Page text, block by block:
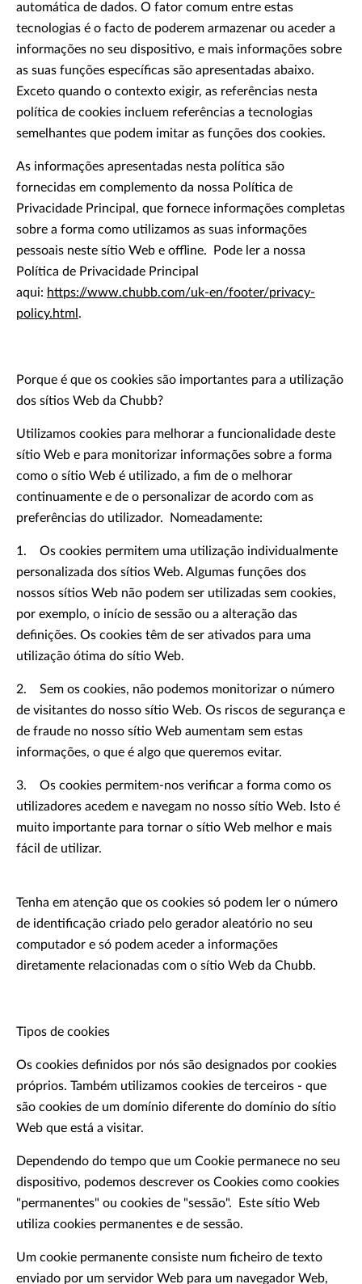
automática de dados. O fator comum entre estas
tecnologias é o facto de poderem armazenar ou aceder a
informações no seu dispositivo, e mais informações sobre
as suas funções específicas são apresentadas abaixo.
Exceto quando o contexto exigir, as referências nesta
política de cookies incluem referências a tecnologias
semelhantes que podem imitar as funções dos cookies.
As informações apresentadas nesta política são
fornecidas em complemento da nossa Política de
Privacidade Principal, que fornece informações completas
sobre a forma como utilizamos as suas informações
pessoais neste sítio Web e offline. Pode ler a nossa
Política de Privacidade Principal
aqui: https://www.chubb.com/uk-en/footer/privacy-
policy.html .
Porque é que os cookies são importantes para a utilização
dos sítios Web da Chubb?
Utilizamos cookies para melhorar a funcionalidade deste
sítio Web e para monitorizar informações sobre a forma
como o sítio Web é utilizado, a fim de o melhorar
continuamente e de o personalizar de acordo com as
preferências do utilizador. Nomeadamente:
1. Os cookies permitem uma utilização individualmente
personalizada dos sítios Web. Algumas funções dos
nossos sítios Web não podem ser utilizadas sem cookies,
por exemplo, o início de sessão ou a alteração das
definições. Os cookies têm de ser ativados para uma
utilização ótima do sítio Web.
2. Sem os cookies, não podemos monitorizar o número
de visitantes do nosso sítio Web. Os riscos de segurança e
de fraude no nosso sítio Web aumentam sem estas
informações, o que é algo que queremos evitar.
3. Os cookies permitem-nos verificar a forma como os
utilizadores acedem e navegam no nosso sítio Web. Isto é
muito importante para tornar o sítio Web melhor e mais
fácil de utilizar.
Tenha em atenção que os cookies só podem ler o número
de identificação criado pelo gerador aleatório no seu
computador e só podem aceder a informações
diretamente relacionadas com o sítio Web da Chubb.
Tipos de cookies
Os cookies definidos por nós são designados por cookies
próprios. Também utilizamos cookies de terceiros - que
são cookies de um domínio diferente do domínio do sítio
Web que está a visitar.
Dependendo do tempo que um Cookie permanece no seu
dispositivo, podemos descrever os Cookies como cookies
"permanentes" ou cookies de "sessão". Este sítio Web
utiliza cookies permanentes e de sessão.
Um cookie permanente consiste num ficheiro de texto
enviado por um servidor Web para um navegador Web,